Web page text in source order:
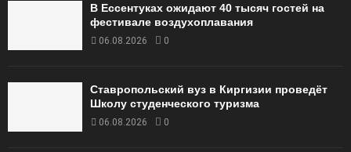
В Ессентуках ожидают 40 тысяч гостей на
фестивале воздухоплавания
06.08.2026 0
Ставропольский вуз в Киргизии проведёт
Школу студенческого туризма
06.08.2026 0